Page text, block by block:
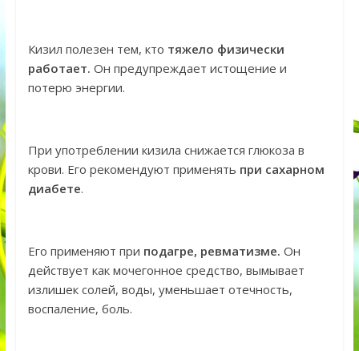
Кизил полезен тем, кто тяжело физически
работает. Он предупреждает истощение и
потерю энергии.
При употреблении кизила снижается глюкоза в
крови. Его рекомендуют применять при сахарном
диабете.
Его применяют при подагре, ревматизме. Он
действует как мочегонное средство, вымывает
излишек солей, воды, уменьшает отечность,
воспаление, боль.